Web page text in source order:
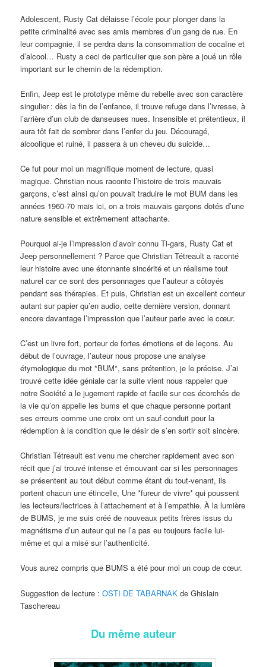
Adolescent, Rusty Cat délaisse l’école pour plonger dans la
petite criminalité avec ses amis membres d’un gang de rue. En
leur compagnie, il se perdra dans la consommation de cocaïne et
d’alcool… Rusty a ceci de particulier que son père a joué un rôle
important sur le chemin de la rédemption.
Enfin, Jeep est le prototype même du rebelle avec son caractère
singulier : dès la fin de l’enfance, il trouve refuge dans l’ivresse, à
l’arrière d’un club de danseuses nues. Insensible et prétentieux, il
aura tôt fait de sombrer dans l’enfer du jeu. Découragé,
alcoolique et ruiné, il passera à un cheveu du suicide…
Ce fut pour moi un magnifique moment de lecture, quasi
magique. Christian nous raconte l’histoire de trois mauvais
garçons, c’est ainsi qu’on pouvait traduire le mot BUM dans les
années 1960-70 mais ici, on a trois mauvais garçons dotés d’une
nature sensible et extrêmement attachante.
Pourquoi ai-je l’impression d’avoir connu Ti-gars, Rusty Cat et
Jeep personnellement ? Parce que Christian Tétreault a raconté
leur histoire avec une étonnante sincérité et un réalisme tout
naturel car ce sont des personnages que l’auteur a côtoyés
pendant ses thérapies. Et puis, Christian est un excellent conteur
autant sur papier qu’en audio, cette dernière version, donnant
encore davantage l’impression que l’auteur parle avec le cœur.
C’est un livre fort, porteur de fortes émotions et de leçons. Au
début de l’ouvrage, l’auteur nous propose une analyse
étymologique du mot *BUM*, sans prétention, je le précise. J’ai
trouvé cette idée géniale car la suite vient nous rappeler que
notre Société a le jugement rapide et facile sur ces écorchés de
la vie qu’on appelle les bums et que chaque personne portant
ses erreurs comme une croix ont un sauf-conduit pour la
rédemption à la condition que le désir de s’en sortir soit sincère.
Christian Tétreault est venu me chercher rapidement avec son
récit que j’ai trouvé intense et émouvant car si les personnages
se présentent au tout début comme étant du tout-venant, ils
portent chacun une étincelle, Une *fureur de vivre* qui poussent
les lecteurs/lectrices à l’attachement et à l’empathie. À la lumière
de BUMS, je me suis créé de nouveaux petits frères issus du
magnétisme d’un auteur qui ne l’a pas eu toujours facile lui-
même et qui a misé sur l’authenticité.
Vous aurez compris que BUMS a été pour moi un coup de cœur.
Suggestion de lecture :OSTI DE TABARNAK de Ghislain
Taschereau
Du même auteur